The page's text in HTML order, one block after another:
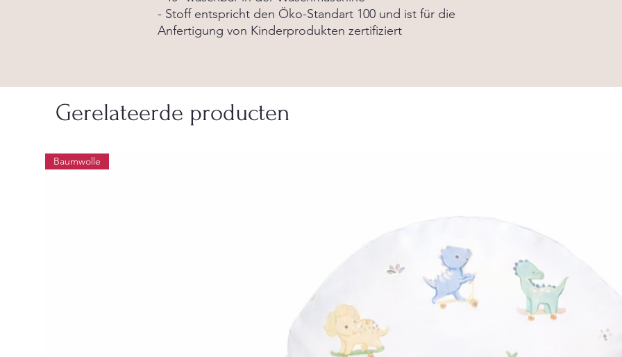
- Stoff entspricht den Öko-Standart 100 und ist für die
Anfertigung von Kinderprodukten zertifiziert
Gerelateerde producten
Baumwolle